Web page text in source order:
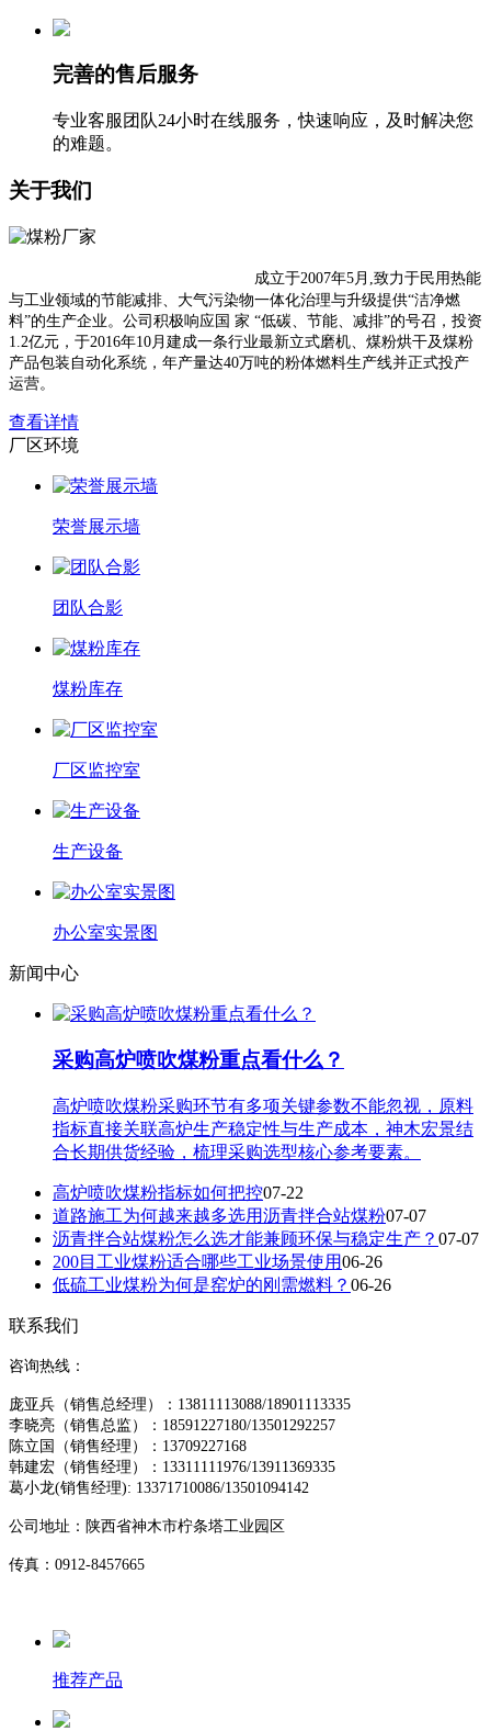
完善的售后服务
专业客服团队24小时在线服务，快速响应，及时解决您
的难题。
关于我们
成立于2007年5月,致力于民用热能
与工业领域的节能减排、大气污染物一体化治理与升级提供“洁净燃
料”的生产企业。公司积极响应国 家 “低碳、节能、减排”的号召，投资
1.2亿元，于2016年10月建成一条行业最新立式磨机、煤粉烘干及煤粉
产品包装自动化系统，年产量达40万吨的粉体燃料生产线并正式投产
运营。
查看详情
厂区环境
荣誉展示墙
团队合影
煤粉库存
厂区监控室
生产设备
办公室实景图
新闻中心
采购高炉喷吹煤粉重点看什么？
高炉喷吹煤粉采购环节有多项关键参数不能忽视，原料
指标直接关联高炉生产稳定性与生产成本，神木宏景结
合长期供货经验，梳理采购选型核心参考要素。
高炉喷吹煤粉指标如何把控07-22
道路施工为何越来越多选用沥青拌合站煤粉07-07
沥青拌合站煤粉怎么选才能兼顾环保与稳定生产？ 07-07
200目工业煤粉适合哪些工业场景使用06-26
低硫工业煤粉为何是窑炉的刚需燃料？ 06-26
联系我们
咨询热线：
庞亚兵（销售总经理）：13811113088/18901113335
李晓亮（销售总监）：18591227180/13501292257
陈立国（销售经理）：13709227168
韩建宏（销售经理）：13311111976/13911369335
葛小龙(销售经理): 13371710086/13501094142
公司地址： 陕西省神木市柠条塔工业园区
传真：0912-8457665
推荐产品